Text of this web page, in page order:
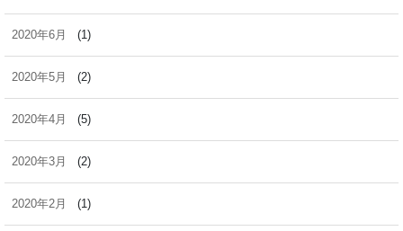
2020年6月 (1)
2020年5月 (2)
2020年4月 (5)
2020年3月 (2)
2020年2月 (1)